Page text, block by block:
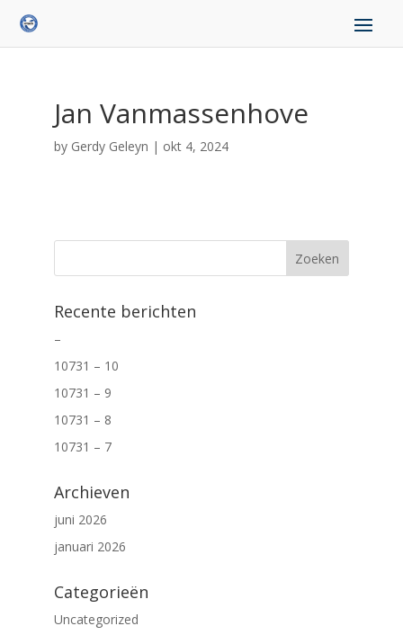
Jan Vanmassenhove
by Gerdy Geleyn | okt 4, 2024
Recente berichten
–
10731 – 10
10731 – 9
10731 – 8
10731 – 7
Archieven
juni 2026
januari 2026
Categorieën
Uncategorized